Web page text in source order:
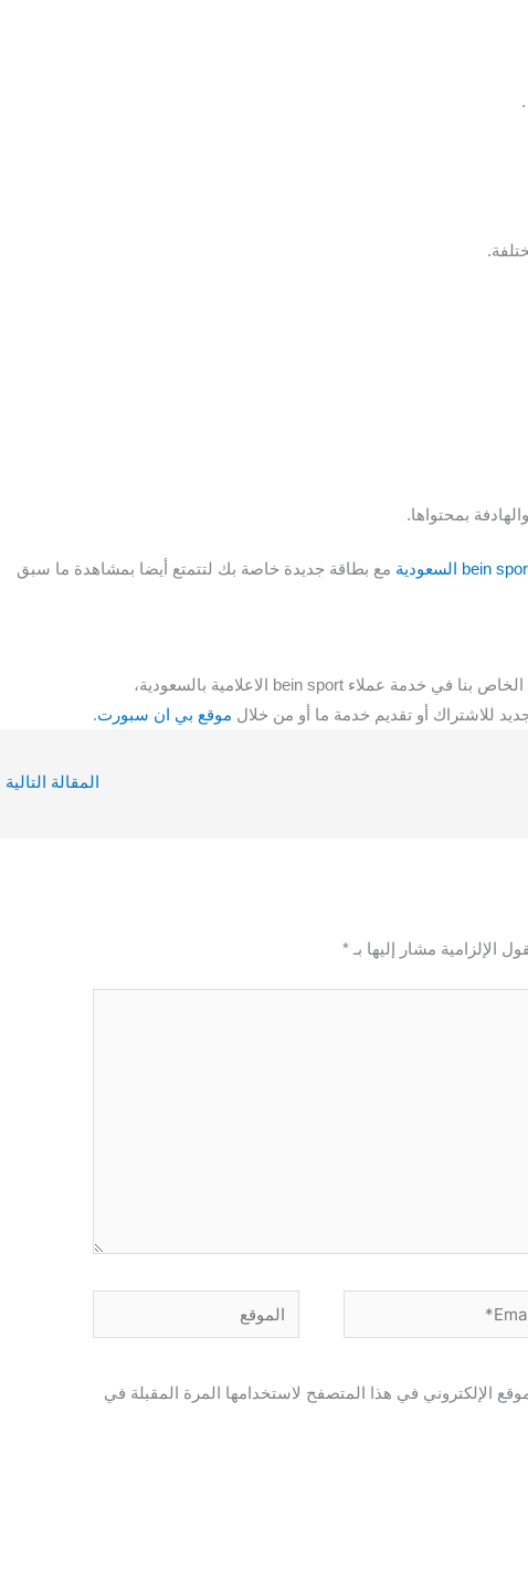
بمحتواها.
مع بطاقة جديدة خاصة بك لتتمتع أيضا بمشاهدة ما سبق
الخاص بنا في خدمة عملاء bein sport الاعلامية بالسعودية،
للاشتراك أو تقديم خدمة ما أو من خلال موقع بي ان سبورت.
المقالة التالية
الإلزامية مشار إليها بـ*
الموقع
الإلكتروني في هذا المتصفح لاستخدامها المرة المقبلة في